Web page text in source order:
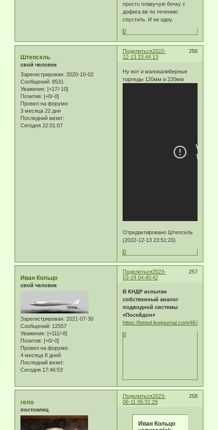
просто плавучую бочку с
дофига вв по течению
спустить. И не одну.
0
Поделиться 256
2022-
12-13 23:44:13
Штепсель
свой человек
Зарегистрирован: 2020-10-02
Сообщений: 8531
Уважение: [+17/-10]
Позитив: [+0/-0]
Провел на форуме:
3 месяца 22 дня
Последний визит:
Сегодня 22:01:07
Ну вот и малокалиберные
торпеды 120мм и 220мм
Отредактировано Штепсель
(2022-12-13 23:51:20)
0
Поделиться 257
2023-
03-24 04:40:42
Иван Кольцо
свой человек
Зарегистрирован: 2021-07-30
Сообщений: 12557
Уважение: [+111/-8]
Позитив: [+0/-0]
Провел на форуме:
4 месяца 8 дней
Последний визит:
Сегодня 17:46:53
В КНДР испытан
собственный аналог
подводной системы
«Посейдон»
https://bmpd.livejournal.com/
0
Поделиться 258
2023-
06-11 05:31:29
гело
постоялец
Иван Кольцо